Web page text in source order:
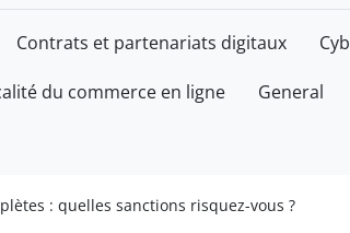
Contrats et partenariats digitaux
du commerce en ligne General
: quelles sanctions risquez-vous ?